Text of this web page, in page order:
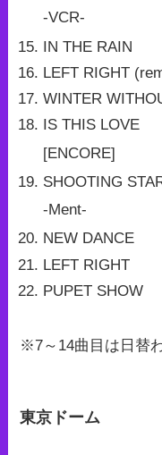
-VCR-
IN THE RAIN
LEFT RIGHT
WINTER
IS THIS LOVE
[ENCORE]
SHOOTING
-Ment-
NEW DANCE
LEFT RIGHT
PUPET SHOW
※7～14曲目は日替
東京ドーム